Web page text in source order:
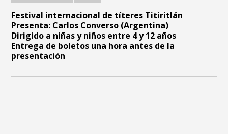
Festival internacional de títeres Titiritlán
Presenta: Carlos Converso (Argentina)
Dirigido a niñas y niños entre 4 y 12 años
Entrega de boletos una hora antes de la
presentación